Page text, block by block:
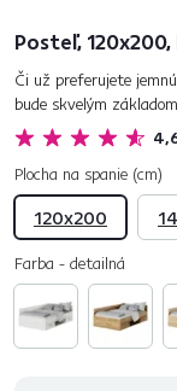
Posteľ,
Či už preferujete
bude skvelým
izby. Spája čisté línie,
Plocha na spanie (cm)
120x200
Farba - detailná